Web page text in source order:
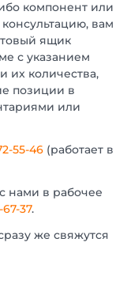
компонент или
вам
ящик
с указанием
их количества,
позиции в
или
55-46 (работает в
нами в рабочее
67-37.
же свяжутся